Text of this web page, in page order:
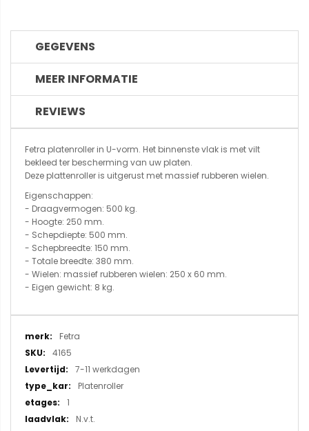
GEGEVENS
MEER INFORMATIE
REVIEWS
Fetra platenroller in U-vorm. Het binnenste vlak is met vilt
bekleed ter bescherming van uw platen.
Deze plattenroller is uitgerust met massief rubberen wielen.
Eigenschappen:
- Draagvermogen: 500 kg.
- Hoogte: 250 mm.
- Schepdiepte: 500 mm.
- Schepbreedte: 150 mm.
- Totale breedte: 380 mm.
- Wielen: massief rubberen wielen: 250 x 60 mm.
- Eigen gewicht: 8 kg.
Meer
informatie
Fetra
4165
7-11 werkdagen
Platenroller
1
N.v.t.